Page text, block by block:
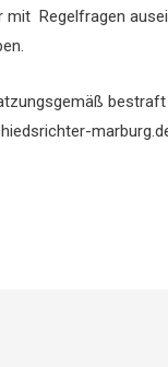
Regelfragen